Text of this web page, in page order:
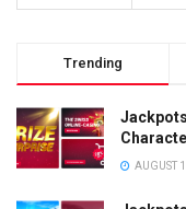
Trending
AUGUST